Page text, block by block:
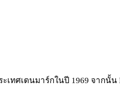
เทศเดนมาร์กในปี 1969 จาก